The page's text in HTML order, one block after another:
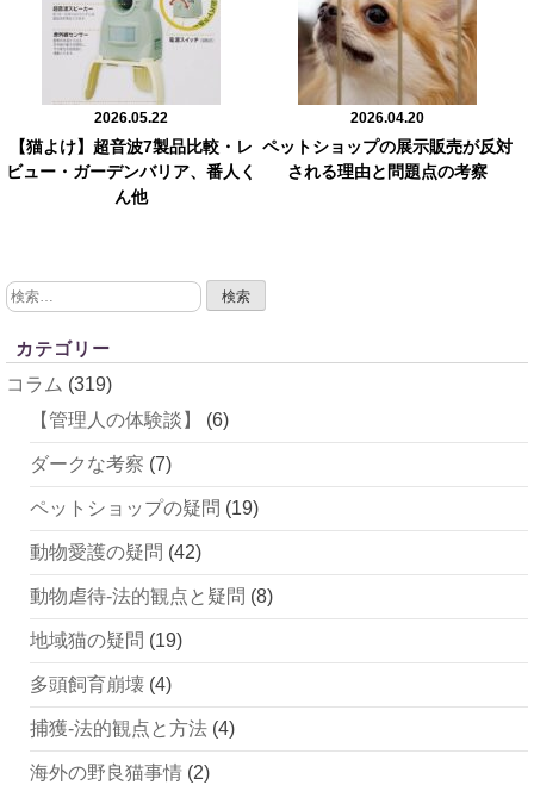
2026.05.22
【猫よけ】超音波7製品比較・レ
ビュー・ガーデンバリア、番人く
ん他
2026.04.20
ペットショップの展示販売が反対
される理由と問題点の考察
検
索:
カテゴリー
コラム (319)
【管理人の体験談】
(6)
ダークな考察 (7)
ペットショップの疑問 (19)
動物愛護の疑問 (42)
動物虐待-法的観点と疑問 (8)
地域猫の疑問 (19)
多頭飼育崩壊 (4)
捕獲-法的観点と方法 (4)
海外の野良猫事情 (2)